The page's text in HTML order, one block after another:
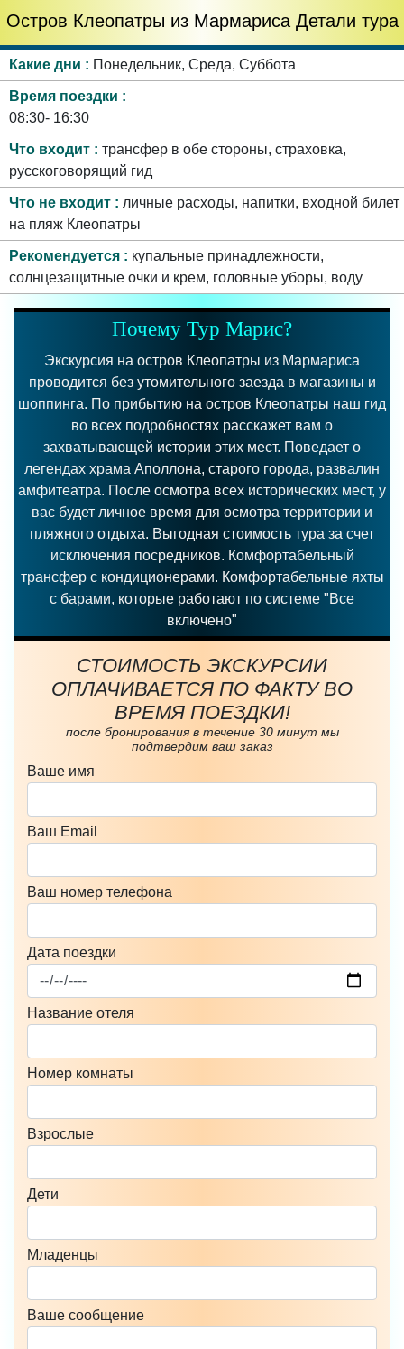
Остров Клеопатры из Мармариса Детали тура
Какие дни Понедельник, Среда, Суббота
Время поездки
08:30- 16:30
Что входит
трансфер в обе стороны, страховка,
русскоговорящий гид
Что не входит
личные расходы, напитки, входной билет
на пляж Клеопатры
Рекомендуется
купальные принадлежности,
солнцезащитные очки и крем, головные уборы, воду
Почему Тур Марис?
Экскурсия на остров Клеопатры из Мармариса
проводится без утомительного заезда в магазины и
шоппинга. По прибытию на остров Клеопатры наш гид
во всех подробностях расскажет вам о
захватывающей истории этих мест. Поведает о
легендах храма Аполлона, старого города, развалин
амфитеатра. После осмотра всех исторических мест, у
вас будет личное время для осмотра территории и
пляжного отдыха. Выгодная стоимость тура за счет
исключения посредников. Комфортабельный
трансфер с кондиционерами. Комфортабельные яхты
с барами, которые работают по системе "Все
включено"
СТОИМОСТЬ ЭКСКУРСИИ
ОПЛАЧИВАЕТСЯ ПО ФАКТУ ВО
ВРЕМЯ ПОЕЗДКИ!
после бронирования в течение 30 минут мы
подтвердим ваш заказ
Ваше имя
Ваш Email
Ваш номер телефона
Дата поездки
Название отеля
Номер комнаты
Взрослые
Дети
Младенцы
Ваше сообщение